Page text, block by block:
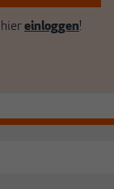
hiereinloggen!